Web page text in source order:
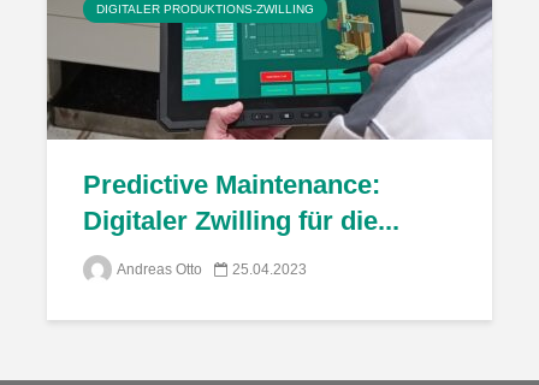
DIGITALER PRODUKTIONS-ZWILLING
Predictive Maintenance:
Digitaler Zwilling für die...
Andreas Otto 25.04.2023